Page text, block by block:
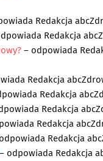
Redakcja
Redakcja
– odpowiada
Redakcja
Redakcja
Redakcja
Redakcja
Redakcja
– odpowiada Redakcja